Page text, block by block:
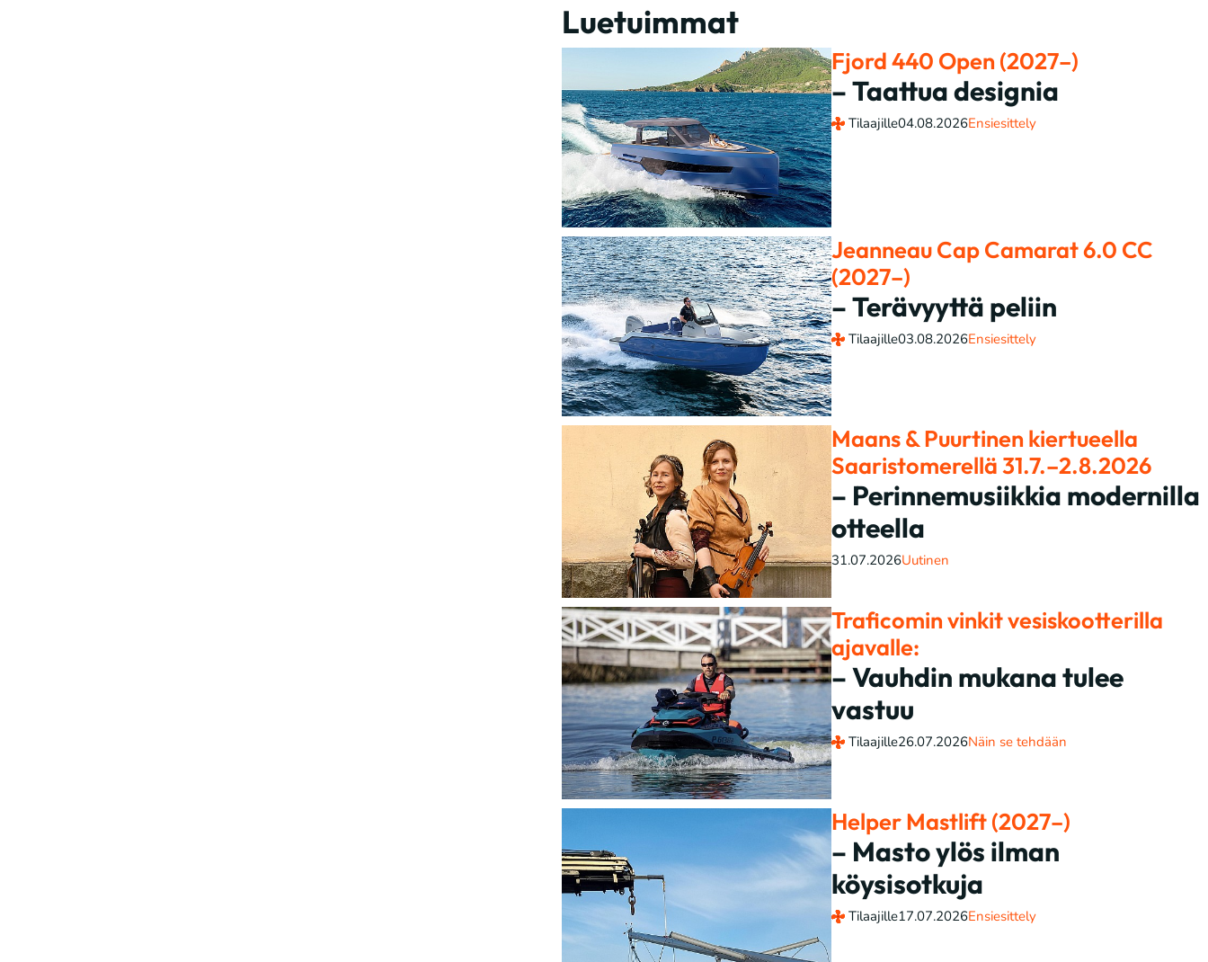
Luetuimmat
Fjord 440 Open (2027–)
– Taattua designia
Tilaajille04.08.2026Ensiesittely
Jeanneau Cap Camarat 6.0 CC
(2027–)
– Terävyyttä peliin
Tilaajille03.08.2026Ensiesittely
Maans & Puurtinen kiertueella
Saaristomerellä 31.7.–2.8.2026
– Perinnemusiikkia modernilla
otteella
31.07.2026Uutinen
Traficomin vinkit vesiskootterilla
ajavalle:
– Vauhdin mukana tulee
vastuu
Tilaajille26.07.2026Näin se tehdään
Helper Mastlift (2027–)
– Masto ylös ilman
köysisotkuja
Tilaajille17.07.2026Ensiesittely